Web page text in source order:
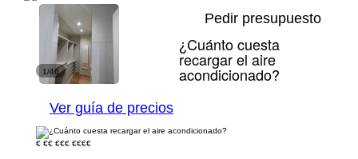
1/46
Pedir presupuesto
¿Cuánto cuesta
recargar el aire
acondicionado?
Ver guía de precios
€ €€ €€€ €€€€